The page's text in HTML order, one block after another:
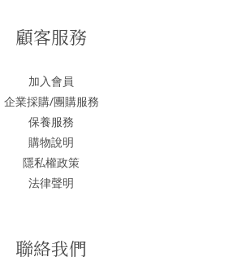
顧客服務
加入會員
企業採購/團購服務
保養服務
購物說明
隱私權政策
法律聲明
聯絡我們